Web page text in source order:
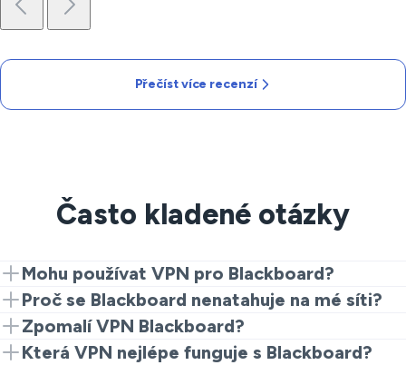
Přečíst více recenzí
Často kladené otázky
Mohu používat VPN pro Blackboard?
Ano. Když studujete na veřejné Wi-Fi, v koleji nebo na
internetových systémech, které mají vysokou
návštěvnost a jsou silně spravovány, VPN poskytne
Proč se Blackboard nenatahuje na mé síti?
Problém je obvykle v přísném filtrování sítě, přísném
firewallu nebo nestabilním směrování. Zkuste změnit
Zpomalí VPN Blackboard?
Kvalitní VPN obvykle zůstává rychlá, zejména pokud si
Která VPN nejlépe funguje s Blackboard?